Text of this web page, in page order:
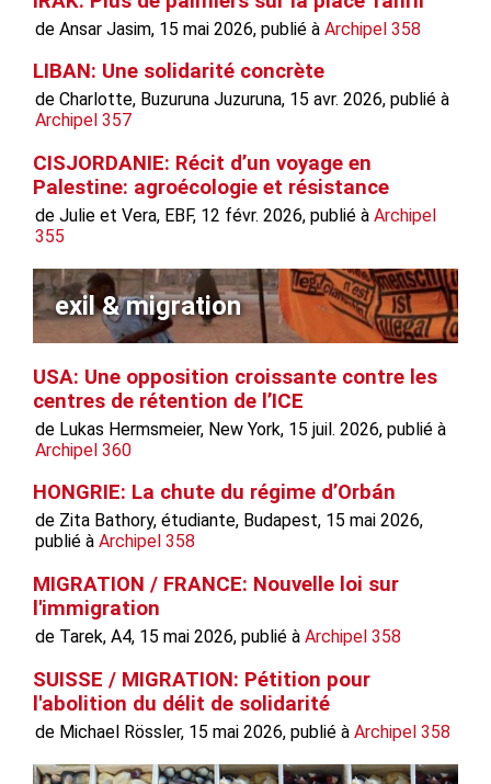
de Ansar Jasim, 15 mai 2026, publié à Archipel 358
LIBAN: Une solidarité concrète
de Charlotte, Buzuruna Juzuruna, 15 avr. 2026, publié à
Archipel 357
CISJORDANIE: Récit d’un voyage en
Palestine: agroécologie et résistance
de Julie et Vera, EBF, 12 févr. 2026, publié à Archipel
355
exil & migration
USA: Une opposition croissante contre les
centres de rétention de l’ICE
de Lukas Hermsmeier, New York, 15 juil. 2026, publié à
Archipel 360
HONGRIE: La chute du régime d’Orbán
de Zita Bathory, étudiante, Budapest, 15 mai 2026,
publié à Archipel 358
MIGRATION / FRANCE: Nouvelle loi sur
l'immigration
de Tarek, A4, 15 mai 2026, publié à Archipel 358
SUISSE / MIGRATION: Pétition pour
l'abolition du délit de solidarité
de Michael Rössler, 15 mai 2026, publié à Archipel 358